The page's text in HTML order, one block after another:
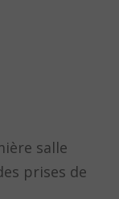
salle
prises de